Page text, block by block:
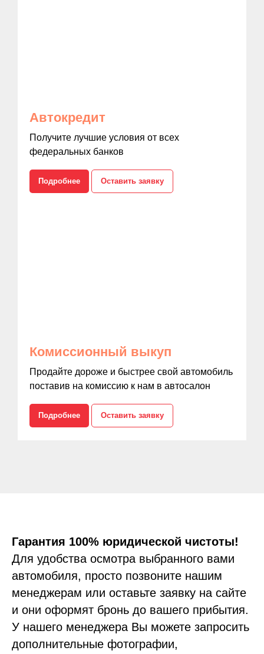
Автокредит
Получите лучшие условия от всех
федеральных банков
Подробнее Оставить заявку
Комиссионный выкуп
Продайте дороже и быстрее свой автомобиль
поставив на комиссию к нам в автосалон
Подробнее Оставить заявку
Гарантия 100% юридической чистоты!
Для удобства осмотра выбранного вами
автомобиля, просто позвоните нашим
менеджерам или оставьте заявку на сайте
и они оформят бронь до вашего прибытия.
У нашего менеджера Вы можете запросить
дополнительные фотографии,